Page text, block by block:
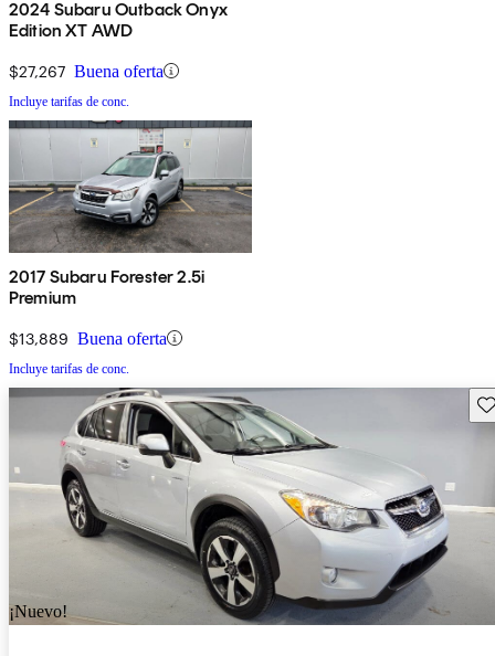
2024 Subaru Outback Onyx
Edition XT AWD
$27,267 Buena oferta
Incluye tarifas de conc.
2017 Subaru Forester 2.5i
Premium
$13,889 Buena oferta
Incluye tarifas de conc.
¡Nuevo!